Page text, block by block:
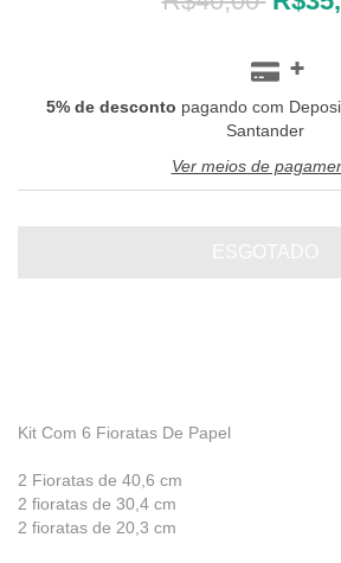
5% de desconto pagando com
Santander
Ver meios de
Kit Com 6 Fioratas De Papel
2 Fioratas de 40,6 cm
2 fioratas de 30,4 cm
2 fioratas de 20,3 cm